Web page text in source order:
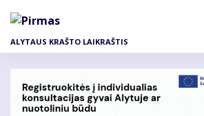
pagrindinį
ALYTAUS KRAŠTO LAIKRAŠTIS